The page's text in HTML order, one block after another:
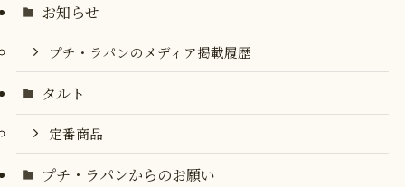
お知らせ
プチ・ラパンのメディア掲載履歴
タルト
定番商品
プチ・ラパンからのお願い